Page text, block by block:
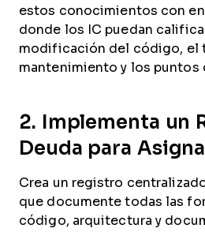
estos conocimientos con
donde los IC puedan
modificación del código, el
mantenimiento y los puntos
2. Implementa un
Deuda para
Crea un registro
que documente todas las
código, arquitectura y